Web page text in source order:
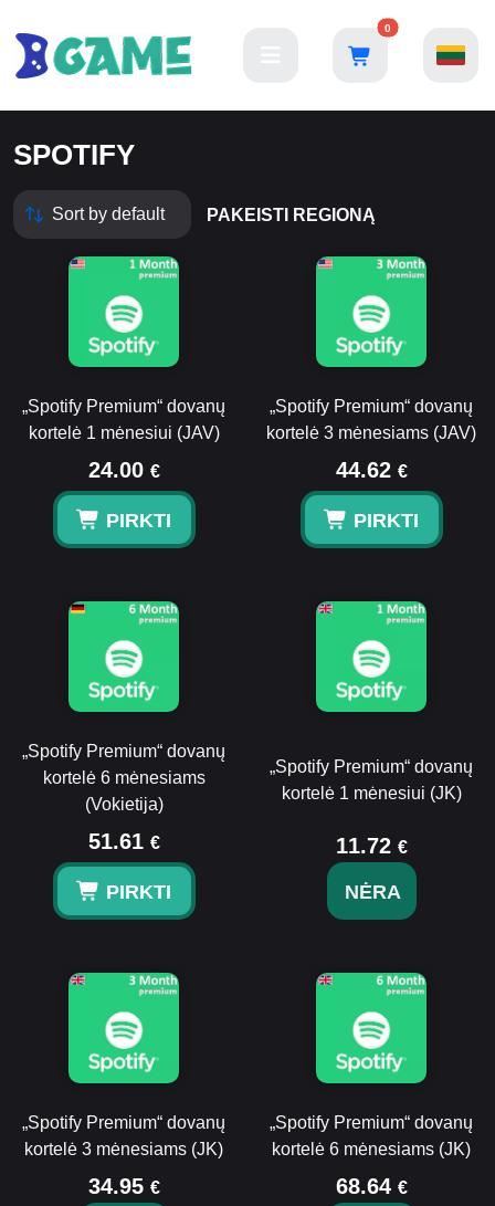
0
SPOTIFY
PAKEISTI REGIONĄ
„Spotify Premium“ dovanų
kortelė 1 mėnesiui (JAV)
24.00 €
PIRKTI
„Spotify Premium“ dovanų
kortelė 3 mėnesiams (JAV)
44.62 €
PIRKTI
„Spotify Premium“ dovanų
kortelė 6 mėnesiams
(Vokietija)
51.61 €
PIRKTI
„Spotify Premium“ dovanų
kortelė 1 mėnesiui (JK)
11.72 €
NĖRA
„Spotify Premium“ dovanų
kortelė 3 mėnesiams (JK)
34.95 €
„Spotify Premium“ dovanų
kortelė 6 mėnesiams (JK)
68.64 €